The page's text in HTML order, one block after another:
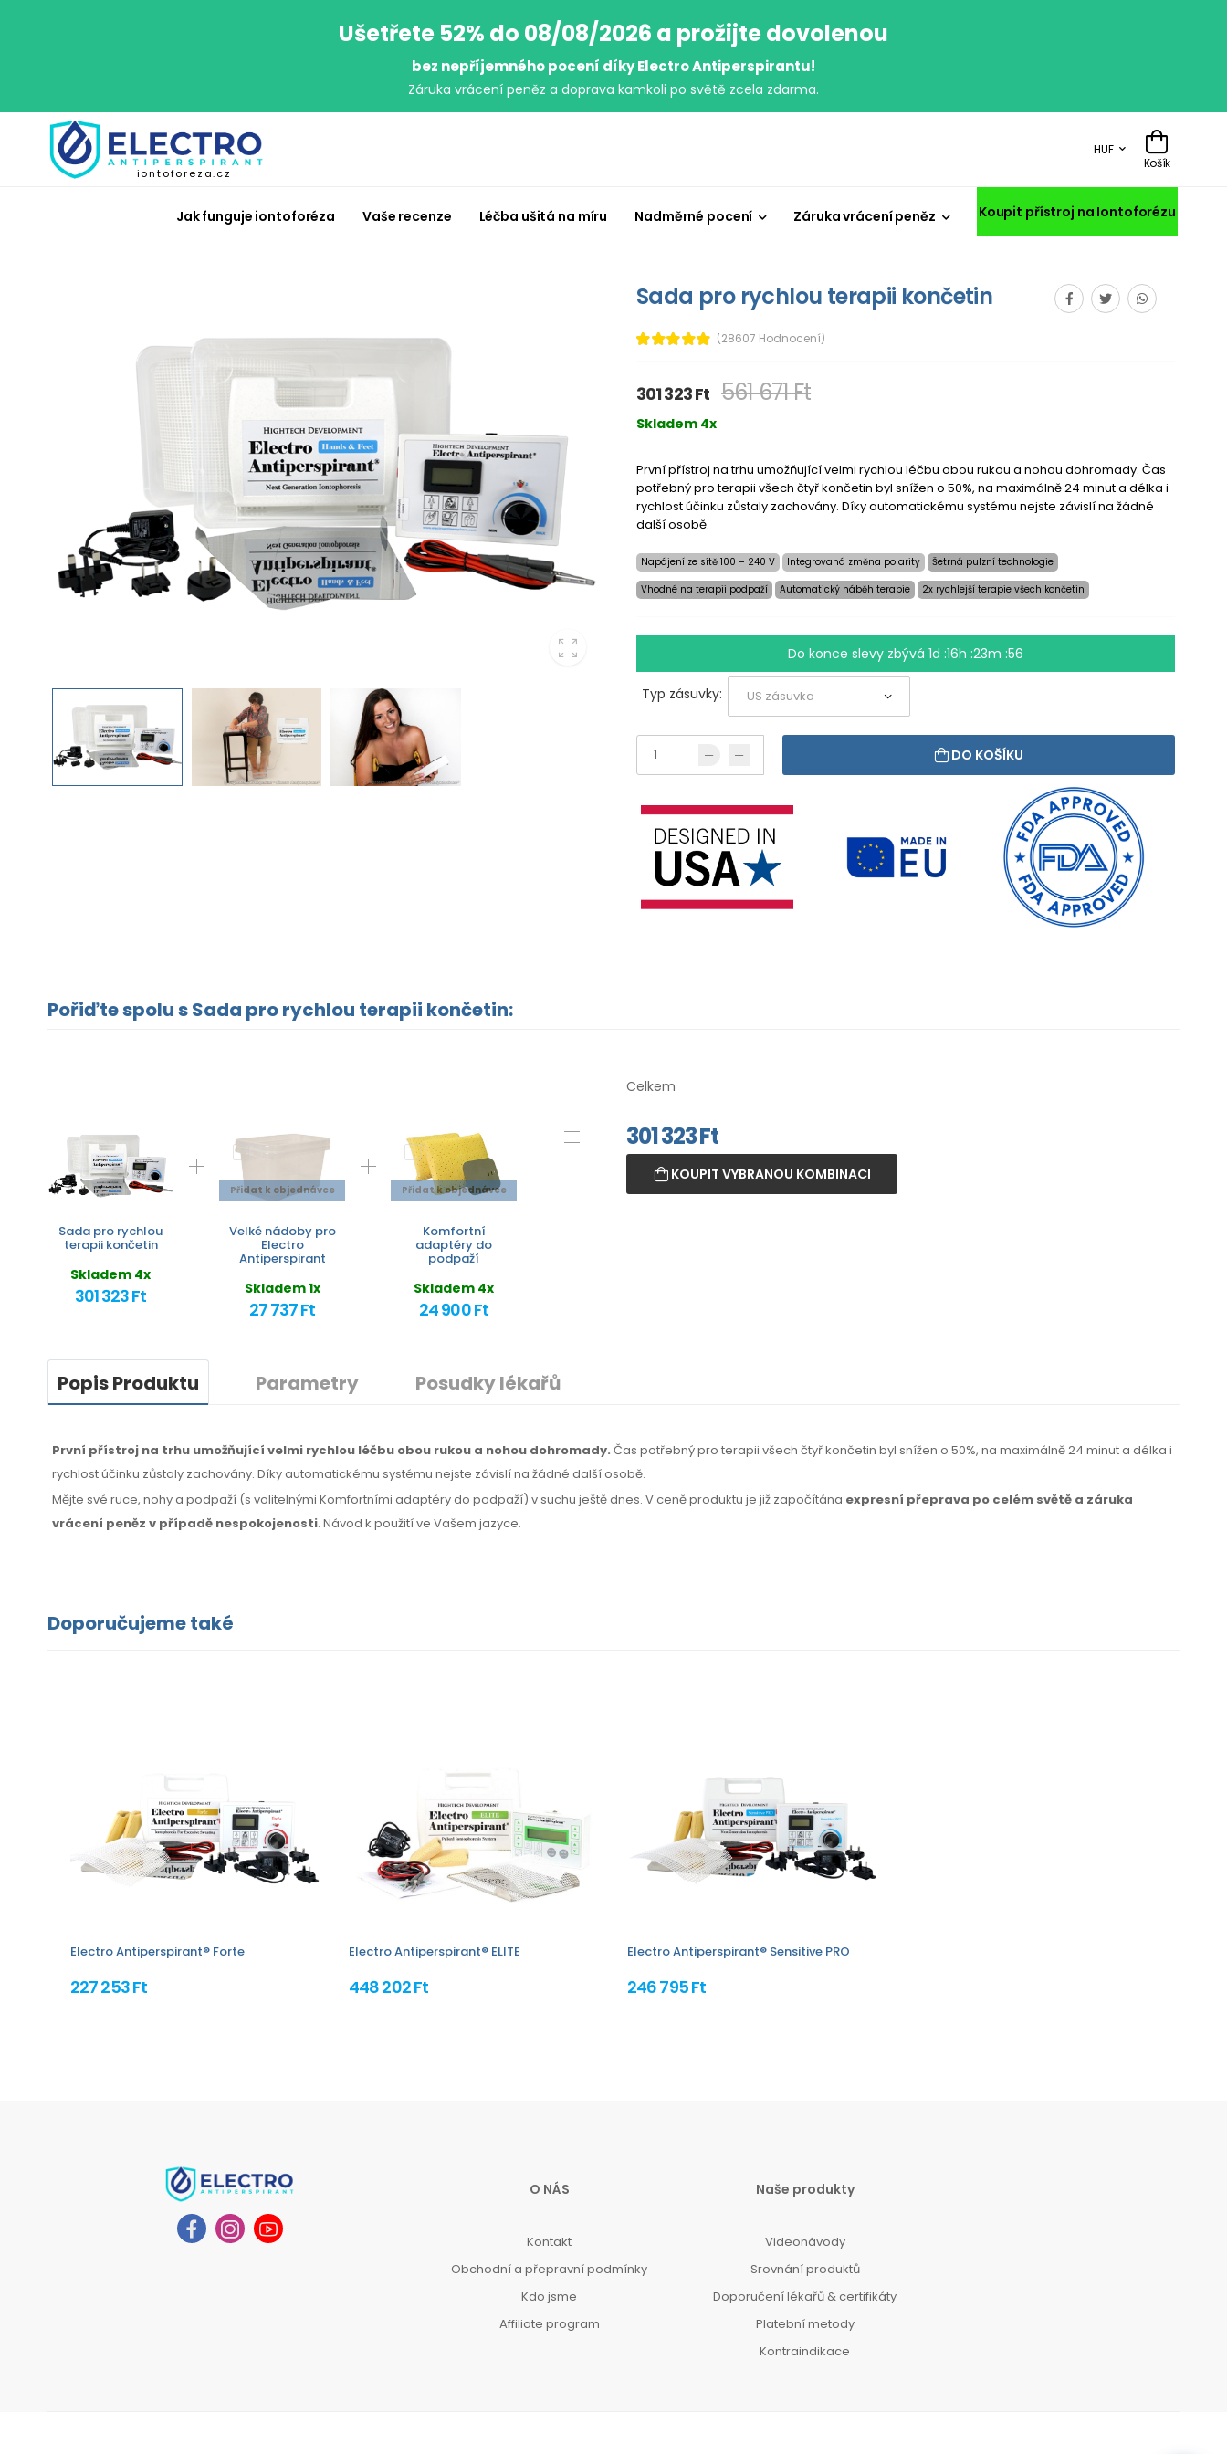
Ušetřete 52% do 08/08/2026 a prožijte dovolenou
bez nepříjemného pocení díky Electro Antiperspirantu!
Záruka vrácení peněz a doprava kamkoli po světě zcela zdarma.
iontoforeza.cz
HUF
Košík
Jak funguje iontoforéza Vaše recenze Léčba ušitá na míru Nadměrné pocení Záruka vrácení peněz Koupit přístroj na Iontoforézu
Sada pro rychlou terapii končetin
(28607 Hodnocení)
301 323 Ft 561 671 Ft
Skladem 4x
První přístroj na trhu umožňující velmi rychlou léčbu obou rukou a nohou dohromady. Čas
potřebný pro terapii všech čtyř končetin byl snížen o 50%, na maximálně 24 minut a délka i
rychlost účinku zůstaly zachovány. Díky automatickému systému nejste závislí na žádné
další osobě.
Napájení ze sítě 100 – 240 V Integrovaná změna polarity
Šetrná pulzní technologie
Vhodné na terapii podpaží
Automatický náběh terapie 2x rychlejší terapie všech končetin
Do konce slevy zbývá1d :16h :23m :55
Typ zásuvky:
DO KOŠÍKU
Pořiďte spolu s Sada pro rychlou terapii končetin:
Sada pro rychlou
terapii končetin
Skladem 4x
301 323 Ft
Přidat k objednávce
Velké nádoby pro
Electro
Antiperspirant
Skladem 1x
27 737 Ft
Přidat k objednávce
Komfortní
adaptéry do
podpaží
Skladem 4x
24 900 Ft
Celkem
301 323Ft
KOUPIT VYBRANOU KOMBINACI
Popis Produktu Parametry Posudky lékařů
První přístroj na trhu umožňující velmi rychlou léčbu obou rukou a nohou dohromady. Čas potřebnýpro terapii všech čtyř končetin byl snížen o 50%, na maximálně24 minut a délka i
rychlost účinku zůstaly zachovány. Díky automatickému systému nejste závislí na žádné další osobě.
Mějte své ruce, nohy a podpaží (s volitelnými Komfortními adaptéry do podpaží) v suchu ještě dnes. V ceně produktu je již započítána expresní přeprava po celém světě a záruka
vrácení peněz v případě nespokojenosti. Návod k použitíve Vašem jazyce.
Doporučujeme také
Electro Antiperspirant® Forte
227 253 Ft
Electro Antiperspirant® ELITE
448 202 Ft
Electro Antiperspirant® Sensitive PRO
246 795 Ft
O NÁS
Kontakt
Obchodní a přepravní podmínky
Kdo jsme
Affiliate program
Naše produkty
Videonávody
Srovnání produktů
Doporučení lékařů & certifikáty
Platební metody
Kontraindikace